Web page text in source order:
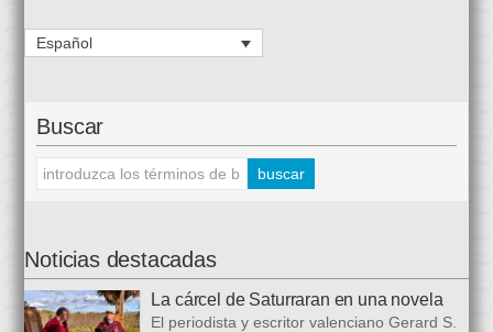
Español
Buscar
Noticias destacadas
La cárcel de Saturraran en una novela
El periodista y escritor valenciano Gerard S.